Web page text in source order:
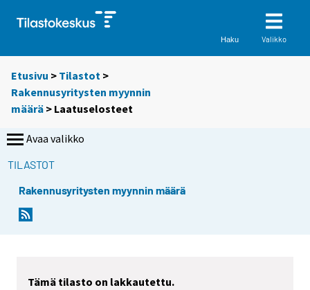
Haku Valikko
Etusivu > Tilastot >
Rakennusyritysten myynnin
määrä > Laatuselosteet
Avaa valikko
TILASTOT
Rakennusyritysten myynnin määrä
Tämä tilasto on lakkautettu.